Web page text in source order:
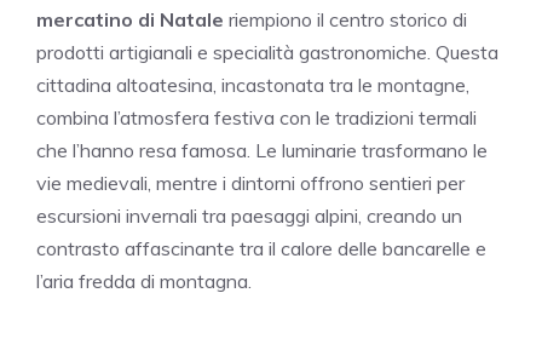
mercatino di Natale riempiono il centro storico di
prodotti artigianali e specialità gastronomiche. Questa
cittadina altoatesina, incastonata tra le montagne,
combina l’atmosfera festiva con le tradizioni termali
che l’hanno resa famosa. Le luminarie trasformano le
vie medievali, mentre i dintorni offrono sentieri per
escursioni invernali tra paesaggi alpini, creando un
contrasto affascinante tra il calore delle bancarelle e
l’aria fredda di montagna.